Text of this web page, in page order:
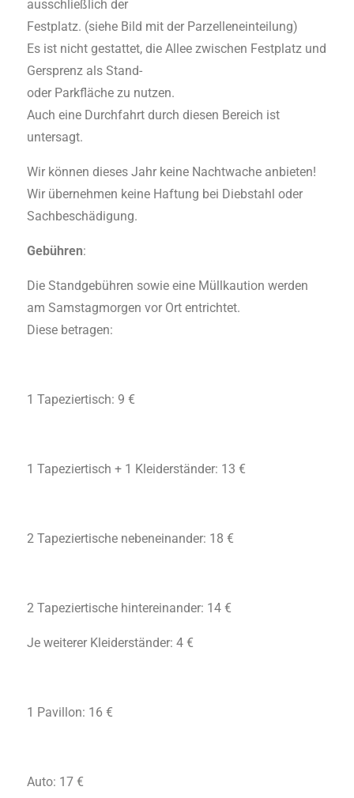
ausschließlich der
Festplatz. (siehe Bild mit der Parzelleneinteilung)
Es ist nicht gestattet, die Allee zwischen Festplatz und
Gersprenz als Stand-
oder Parkfläche zu nutzen.
Auch eine Durchfahrt durch diesen Bereich ist
untersagt.
Wir können dieses Jahr keine Nachtwache anbieten!
Wir übernehmen keine Haftung bei Diebstahl oder
Sachbeschädigung.
Gebühren:
Die Standgebühren sowie eine Müllkaution werden
am Samstagmorgen vor Ort entrichtet.
Diese betragen:
1 Tapeziertisch: 9 €
1 Tapeziertisch + 1 Kleiderständer: 13 €
2 Tapeziertische nebeneinander: 18 €
2 Tapeziertische hintereinander: 14 €
Je weiterer Kleiderständer: 4 €
1 Pavillon: 16 €
Auto: 17 €